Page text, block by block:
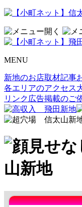
MENU
新地のお店取材記事
各エリアのアクセス
リンク 広告掲載のご